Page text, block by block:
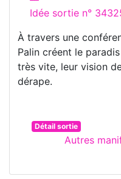
Idée sortie n°
À travers une
Palin créent le
très vite, leur vision
dérape.
Détail sortie
Autres